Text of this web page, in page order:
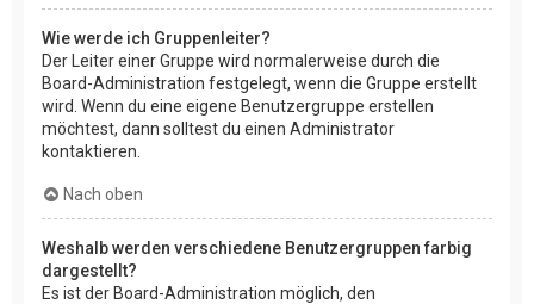
Wie werde ich Gruppenleiter?
Der Leiter einer Gruppe wird normalerweise durch die
Board-Administration festgelegt, wenn die Gruppe erstellt
wird. Wenn du eine eigene Benutzergruppe erstellen
möchtest, dann solltest du einen Administrator
kontaktieren.
Nach oben
Weshalb werden verschiedene Benutzergruppen farbig
dargestellt?
Es ist der Board-Administration möglich, den